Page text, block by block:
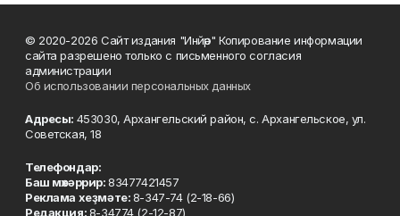
© 2020-2026 Сайт издания "Инйәр" Копирование информации
сайта разрешено только с письменного согласия
администрации
Об использовании персональных данных
Адресы: 453030, Архангельский район, с. Архангельское, ул.
Советская, 18
Телефондар:
Баш мөхәррир:83477421457
Реклама хеҙмәте:8-347-74 (2-18-66)
Редакция:8-34774 (2-12-87)